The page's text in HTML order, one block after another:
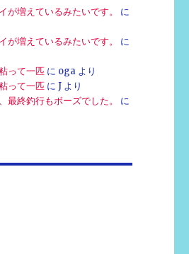
が増えているみたいです。
に
が増えているみたいです。
に
って一匹 に oga より
って一匹 にJ より
最終釣行もボーズでした。
に